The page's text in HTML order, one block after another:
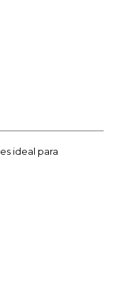
es ideal para